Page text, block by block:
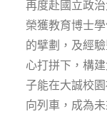
再度赴國立政
榮獲教育博士
的擘劃，及經
心打拼下，構
子能在大誠校
向列車，成為